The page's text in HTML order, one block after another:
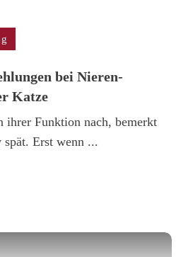
bei Nieren­
Katze
ihrer Funktion nach, bemerkt
spät. Erst wenn ...